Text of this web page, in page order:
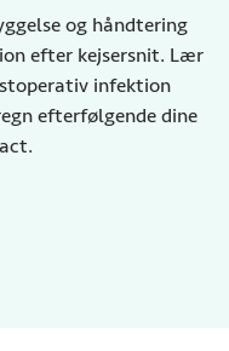
og håndtering
efter kejsersnit. Lær
infektion
efterfølgende dine
besparelser